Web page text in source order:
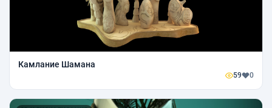
Камлание Шамана
59 0